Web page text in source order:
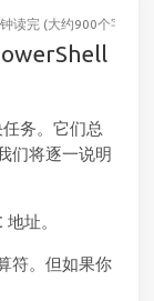
读完 (大约900个字)
务。它们总
们将逐一说明
址。
符。但如果你